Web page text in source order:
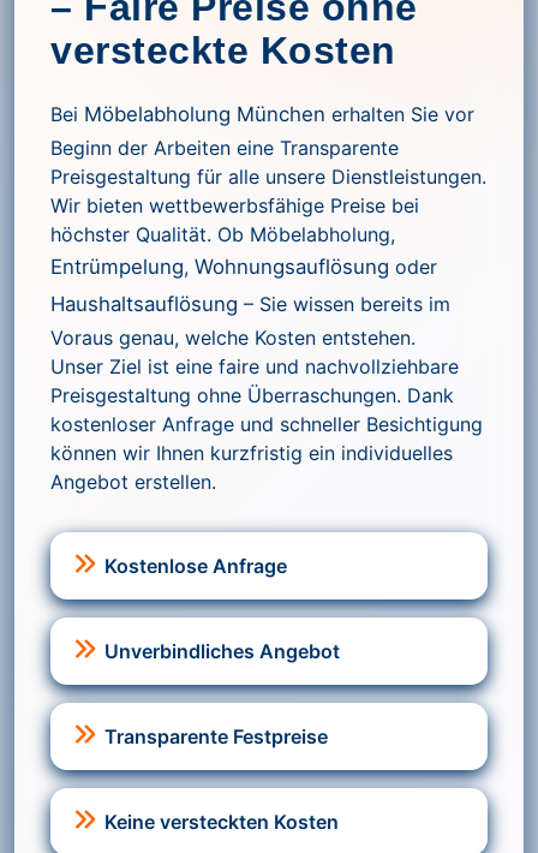
versteckte Kosten
Bei Möbelabholung München erhalten Sie vor
Beginn der Arbeiten eine Transparente
Preisgestaltung für alle unsere Dienstleistungen.
Wir bieten wettbewerbsfähige Preise bei
höchster Qualität. Ob Möbelabholung,
Entrümpelung, Wohnungsauflösung oder
Haushaltsauflösung – Sie wissen bereits im
Voraus genau, welche Kosten entstehen.
Unser Ziel ist eine faire und nachvollziehbare
Preisgestaltung ohne Überraschungen. Dank
kostenloser Anfrage und schneller Besichtigung
können wir Ihnen kurzfristig ein individuelles
Angebot erstellen.
Kostenlose Anfrage
Unverbindliches Angebot
Transparente Festpreise
Keine versteckten Kosten